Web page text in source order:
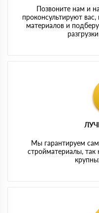
Позвоните нам и
проконсультируют
материалов и
Мы гарантируем
стройматериалы,